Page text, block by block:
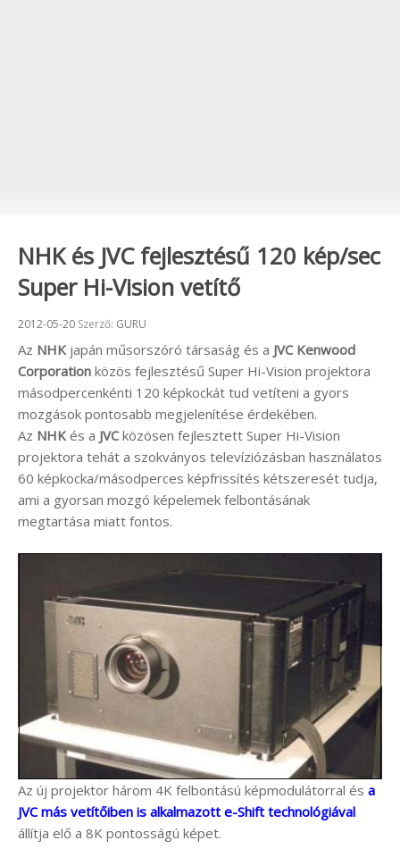
NHK és JVC fejlesztésű 120 kép/sec
Super Hi-Vision vetítő
Beküldve:
2012-05-20 Szerző: GURU
Az NHK japán műsorszóró társaság és a JVC Kenwood
Corporation közös fejlesztésű Super Hi-Vision projektora
másodpercenkénti 120 képkockát tud vetíteni a gyors
mozgások pontosabb megjelenítése érdekében.
Az NHK és a JVCközösen fejlesztett Super Hi-Vision
projektora tehát a szokványos televíziózásban használatos
60 képkocka/másodperces képfrissítés kétszeresét tudja,
ami a gyorsan mozgó képelemek felbontásának
megtartása miatt fontos.
Az új projektor három 4K felbontású képmodulátorral és a
JVC más vetítőiben is alkalmazott e-Shift technológiával
állítja elő a 8K pontosságú képet.